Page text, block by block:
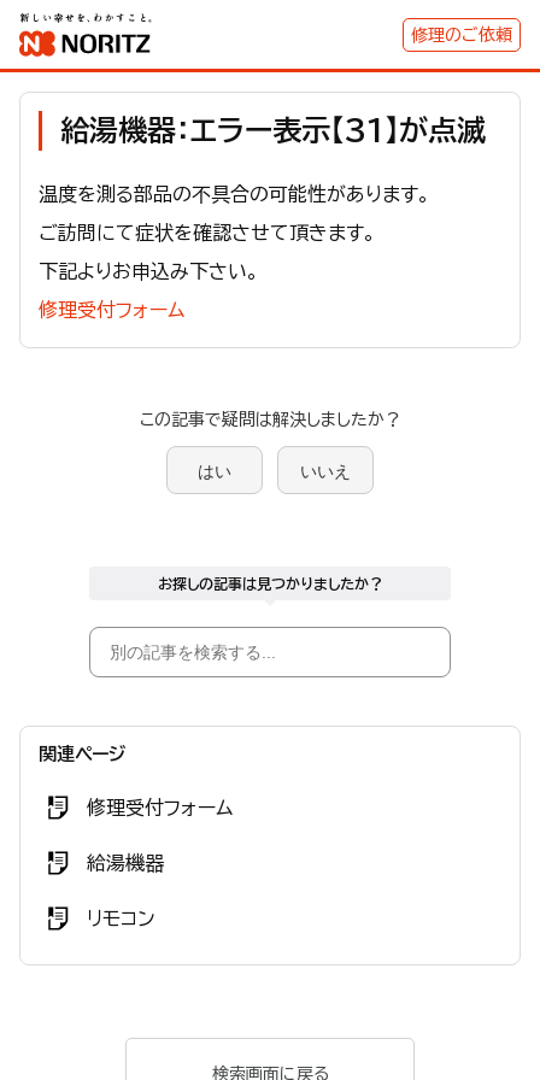
修理のご依頼
給湯機器：エラー表示【31】が点滅
温度を測る部品の不具合の可能性があります。
ご訪問にて症状を確認させて頂きます。
下記よりお申込み下さい。
修理受付フォーム
この記事で疑問は解決しましたか？
はい いいえ
お探しの記事は見つかりましたか？
関連ページ
修理受付フォーム
給湯機器
リモコン
検索画面に戻る